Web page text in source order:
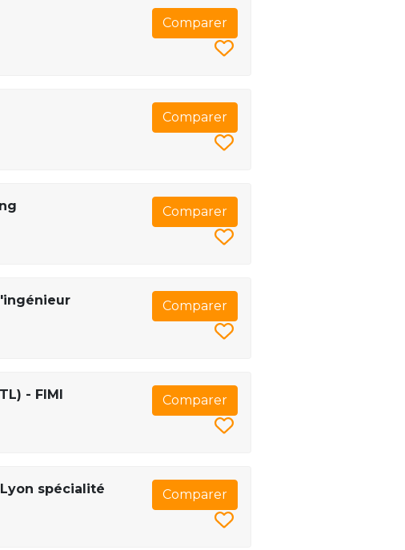
Comparer
Comparer
Comparer
Comparer
- FIMI
Comparer
spécialité
Comparer